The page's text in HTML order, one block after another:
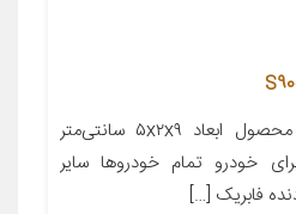
معرفی محصول جزئیات محصول ابعاد ۵x۲x۹ سانتی‌متر
خودرو تمام خودروها سایر
فابریک […]